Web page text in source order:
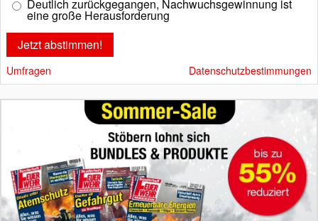
Deutlich zurückgegangen, Nachwuchsgewinnung ist
eine große Herausforderung
Umfragen Datenschutzbestimmungen